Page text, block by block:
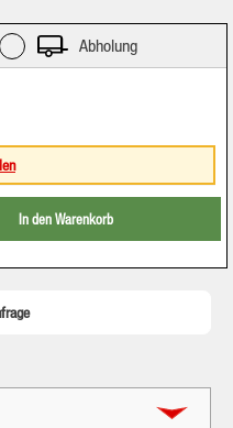
Abholung
Wert ein
In den Warenkorb